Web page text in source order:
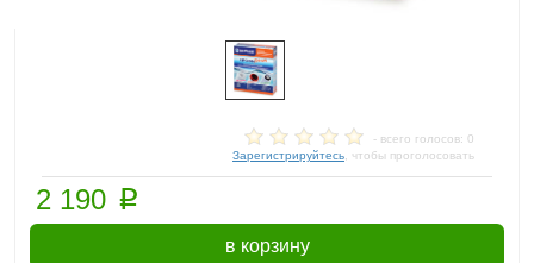
- всего голосов: 0
Зарегистрируйтесь , чтобы проголосовать
2 190 p
в корзину